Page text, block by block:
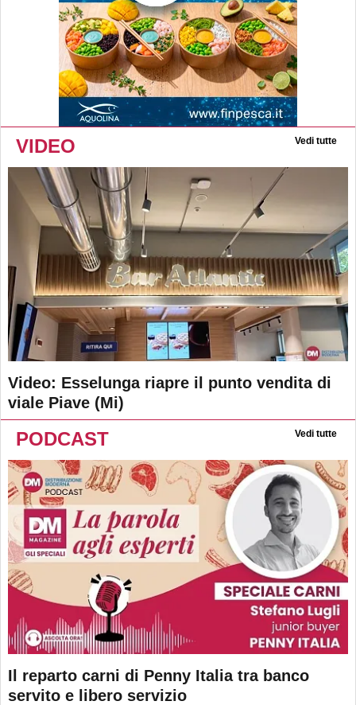
VIDEO Vedi tutte
Video: Esselunga riapre il punto vendita di
viale Piave (Mi)
PODCAST Vedi tutte
Il reparto carni di Penny Italia tra banco
servito e libero servizio